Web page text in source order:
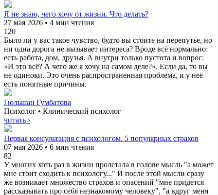
Я не знаю, чего хочу от жизни. Что делать?
27 мая 2026 • 4 мин чтения
120
Было ли у вас такое чувство, будто вы стоите на перепутье, но
ни одна дорога не вызывает интереса? Вроде всё нормально:
есть работа, дом, друзья. А внутри только пустота и вопрос:
«И это всё? А чего же я хочу на самом деле?». Если да, то вы
не одиноки. Это очень распространенная проблема, и у неё
есть понятные причины.
Гюльшан Гумбатова
Психолог • Клинический психолог
читать ›
Первая консультация с психологом. 5 популярных страхов
07 мая 2026 • 6 мин чтения
82
У многих хоть раз в жизни пролетала в голове мысль "а может
мне стоит сходить к психологу..." И после этой мысли сразу
же возникает множество страхов и опасений "мне придется
рассказывать про себя незнакомому человеку", "а вдруг меня